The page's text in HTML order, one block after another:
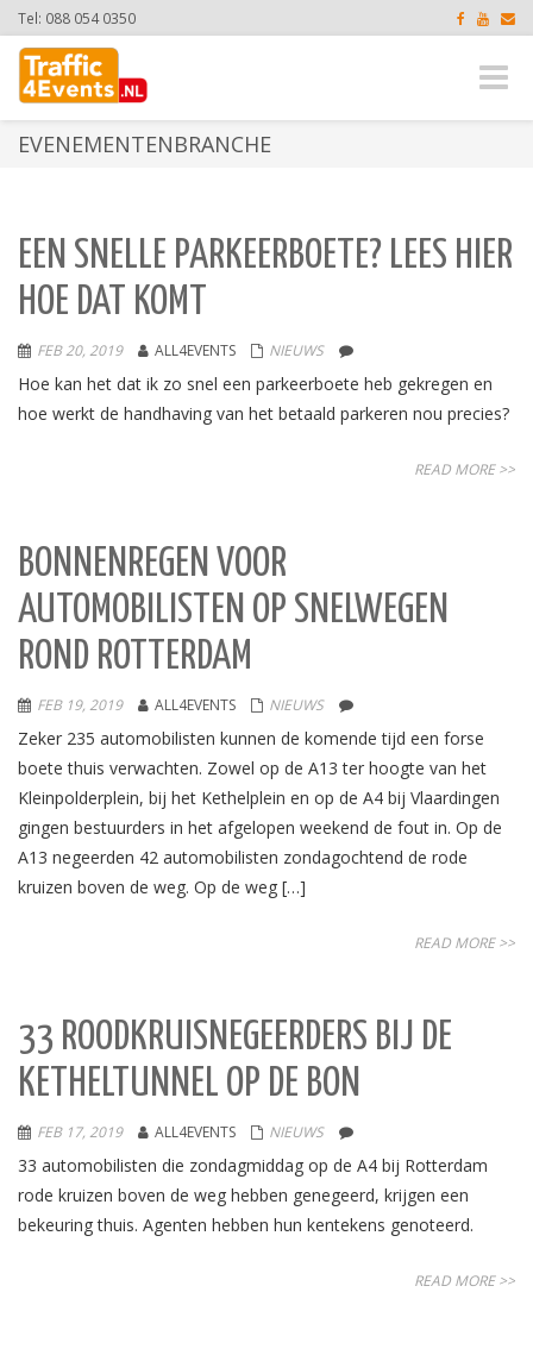
Tel: 088 054 0350
Toggle
EVENEMENTENBRANCHE
EEN SNELLE PARKEERBOETE? LEES HIER
HOE DAT KOMT
FEB 20, 2019 ALL4EVENTS NIEUWS
Hoe kan het dat ik zo snel een parkeerboete heb gekregen en
hoe werkt de handhaving van het betaald parkeren nou precies?
READ MORE >>
BONNENREGEN VOOR
AUTOMOBILISTEN OP SNELWEGEN
ROND ROTTERDAM
FEB 19, 2019 ALL4EVENTS NIEUWS
Zeker 235 automobilisten kunnen de komende tijd een forse
boete thuis verwachten. Zowel op de A13 ter hoogte van het
Kleinpolderplein, bij het Kethelplein en op de A4 bij Vlaardingen
gingen bestuurders in het afgelopen weekend de fout in. Op de
A13 negeerden 42 automobilisten zondagochtend de rode
kruizen boven de weg. Op de weg […]
READ MORE >>
33 ROODKRUISNEGEERDERS BIJ DE
KETHELTUNNEL OP DE BON
FEB 17, 2019 ALL4EVENTS NIEUWS
33 automobilisten die zondagmiddag op de A4 bij Rotterdam
rode kruizen boven de weg hebben genegeerd, krijgen een
bekeuring thuis. Agenten hebben hun kentekens genoteerd.
READ MORE >>